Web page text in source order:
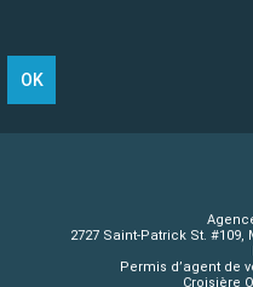
OK
2727 Saint-Patrick St.
Permis d’agent de
Croisière